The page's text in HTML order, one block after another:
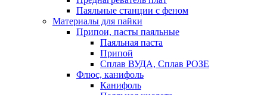
Паяльные станции с феном
Материалы для пайки
Припои, пасты паяльные
Паяльная паста
Припой
Сплав ВУДА, Сплав РОЗЕ
Флюс, канифоль
Канифоль